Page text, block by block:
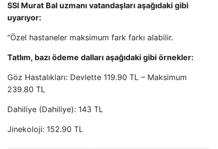
SSI Murat Bal uzmanı vatandaşları aşağıdaki gibi
uyarıyor:
“Özel hastaneler maksimum fark farkı alabilir.
Tatlım, bazı ödeme dalları aşağıdaki gibi örnekler:
Göz Hastalıkları: Devlette 119.90 TL – Maksimum
239.80 TL
Dahiliye (Dahiliye): 143 TL
Jinekoloji: 152.90 TL